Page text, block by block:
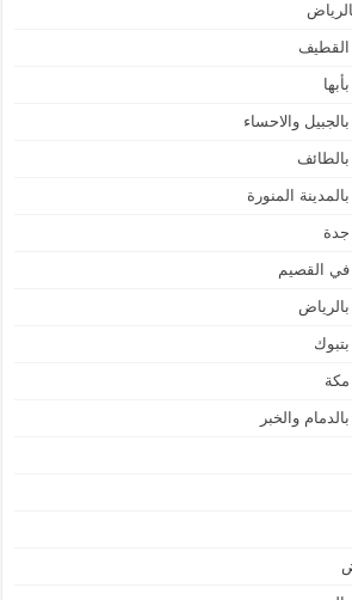
والاحساء
المنورة
القصيم
والخبر